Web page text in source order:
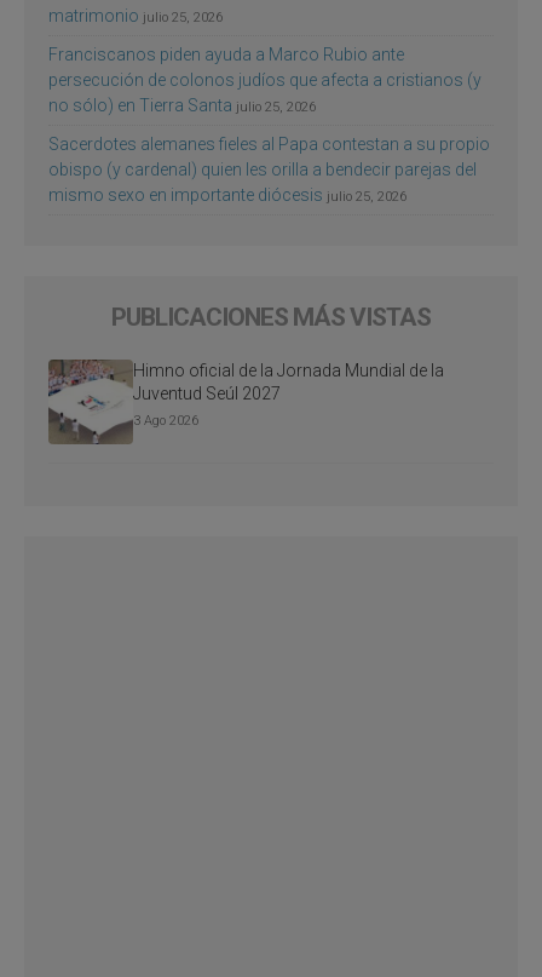
matrimonio julio 25, 2026
Franciscanos piden ayuda a Marco Rubio ante
persecución de colonos judíos que afecta a cristianos (y
no sólo) en Tierra Santa julio 25, 2026
Sacerdotes alemanes fieles al Papa contestan a su propio
obispo (y cardenal) quien les orilla a bendecir parejas del
mismo sexo en importante diócesis julio 25, 2026
PUBLICACIONES MÁS VISTAS
Himno oficial de la Jornada Mundial de la
Juventud Seúl 2027
3 Ago 2026